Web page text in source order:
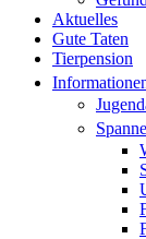
Aktuelles
Gute Taten
Tierpension